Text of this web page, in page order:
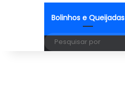
Bolinhos e Queijadas